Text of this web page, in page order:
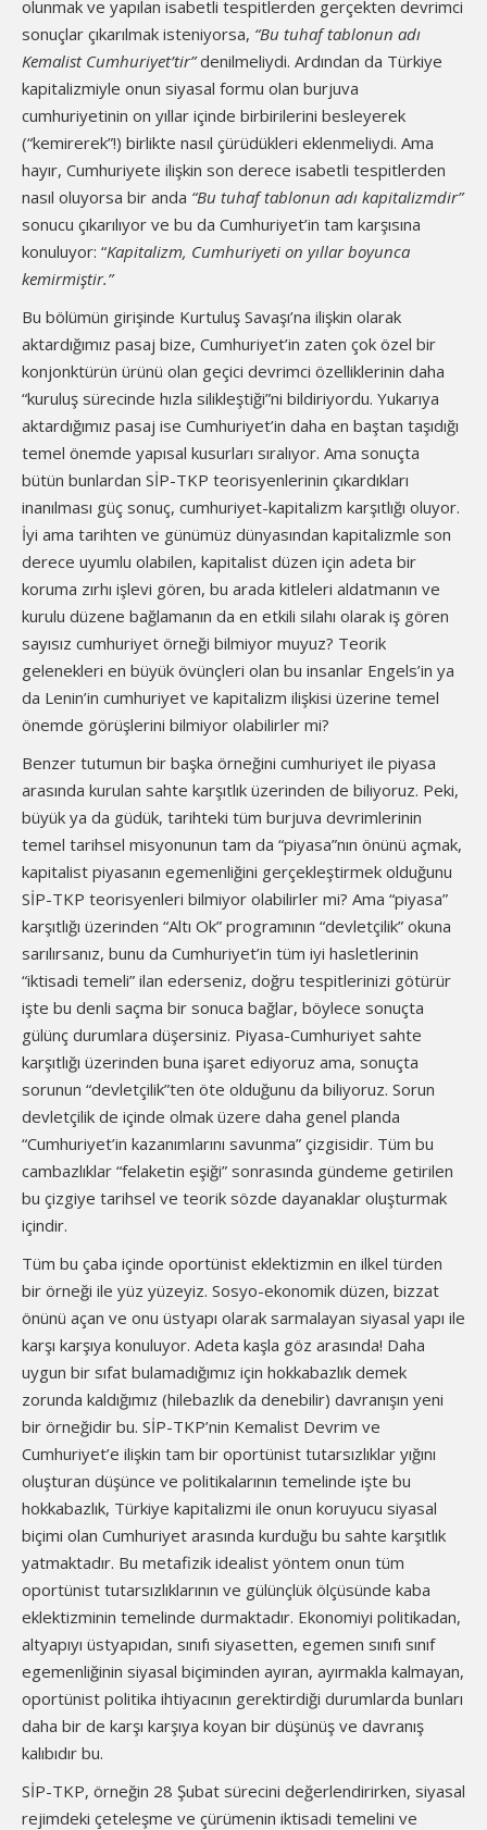
olunmak ve yapılan isabetli tespitlerden gerçekten devrimci
sonuçlar çıkarılmak isteniyorsa, “Bu tuhaf tablonun adı
Kemalist Cumhuriyet’tir”denilmeliydi. Ardından da Türkiye
kapitalizmiyle onun siyasal formu olan burjuva
cumhuriyetinin on yıllar içinde birbirilerini besleyerek
(“kemirerek”!) birlikte nasıl çürüdükleri eklenmeliydi. Ama
hayır, Cumhuriyete ilişkin son derece isabetli tespitlerden
nasıl oluyorsa bir anda “Bu tuhaf tablonun adı kapitalizmdir”
sonucu çıkarılıyor ve bu da Cumhuriyet’in tam karşısına
konuluyor: “Kapitalizm, Cumhuriyeti on yıllar boyunca
kemirmiştir.”
Bu bölümün girişinde Kurtuluş Savaşı’na ilişkin olarak
aktardığımız pasaj bize, Cumhuriyet’in zaten çok özel bir
konjonktürün ürünü olan geçici devrimci özelliklerinin daha
“kuruluş sürecinde hızla silikleştiği”ni bildiriyordu. Yukarıya
aktardığımız pasaj ise Cumhuriyet’in daha en baştan taşıdığı
temel önemde yapısal kusurları sıralıyor. Ama sonuçta
bütün bunlardan SİP-TKP teorisyenlerinin çıkardıkları
inanılması güç sonuç, cumhuriyet-kapitalizm karşıtlığı oluyor.
İyi ama tarihten ve günümüz dünyasından kapitalizmle son
derece uyumlu olabilen, kapitalist düzen için adeta bir
koruma zırhı işlevi gören, bu arada kitleleri aldatmanın ve
kurulu düzene bağlamanın da en etkili silahı olarak iş gören
sayısız cumhuriyet örneği bilmiyor muyuz? Teorik
gelenekleri en büyük övünçleri olan bu insanlar Engels’in ya
da Lenin’in cumhuriyet ve kapitalizm ilişkisi üzerine temel
önemde görüşlerini bilmiyor olabilirler mi?
Benzer tutumun bir başka örneğini cumhuriyet ile piyasa
arasında kurulan sahte karşıtlık üzerinden de biliyoruz. Peki,
büyük ya da güdük, tarihteki tüm burjuva devrimlerinin
temel tarihsel misyonunun tam da “piyasa”nın önünü açmak,
kapitalist piyasanın egemenliğini gerçekleştirmek olduğunu
SİP-TKP teorisyenleri bilmiyor olabilirler mi? Ama “piyasa”
karşıtlığı üzerinden “Altı Ok” programının “devletçilik” okuna
sarılırsanız, bunu da Cumhuriyet’in tüm iyi hasletlerinin
“iktisadi temeli” ilan ederseniz, doğru tespitlerinizi götürür
işte bu denli saçma bir sonuca bağlar, böylece sonuçta
gülünç durumlara düşersiniz. Piyasa-Cumhuriyet sahte
karşıtlığı üzerinden buna işaret ediyoruz ama, sonuçta
sorunun “devletçilik”ten öte olduğunu da biliyoruz. Sorun
devletçilik de içinde olmak üzere daha genel planda
“Cumhuriyet’in kazanımlarını savunma” çizgisidir. Tüm bu
cambazlıklar “felaketin eşiği” sonrasında gündeme getirilen
bu çizgiye tarihsel ve teorik sözde dayanaklar oluşturmak
içindir.
Tüm bu çaba içinde oportünist eklektizmin en ilkel türden
bir örneği ile yüz yüzeyiz. Sosyo-ekonomik düzen, bizzat
önünü açan ve onu üstyapı olarak sarmalayan siyasal yapı ile
karşı karşıya konuluyor. Adeta kaşla göz arasında! Daha
uygun bir sıfat bulamadığımız için hokkabazlık demek
zorunda kaldığımız (hilebazlık da denebilir) davranışın yeni
bir örneğidir bu. SİP-TKP’nin Kemalist Devrim ve
Cumhuriyet’e ilişkin tam bir oportünist tutarsızlıklar yığını
oluşturan düşünce ve politikalarının temelinde işte bu
hokkabazlık, Türkiye kapitalizmi ile onun koruyucu siyasal
biçimi olan Cumhuriyet arasında kurduğu bu sahte karşıtlık
yatmaktadır. Bu metafizik idealist yöntem onun tüm
oportünist tutarsızlıklarının ve gülünçlük ölçüsünde kaba
eklektizminin temelinde durmaktadır. Ekonomiyi politikadan,
altyapıyı üstyapıdan, sınıfı siyasetten, egemen sınıfı sınıf
egemenliğinin siyasal biçiminden ayıran, ayırmakla kalmayan,
oportünist politika ihtiyacının gerektirdiği durumlarda bunları
daha bir de karşı karşıya koyan bir düşünüş ve davranış
kalıbıdır bu.
SİP-TKP, örneğin 28 Şubat sürecini değerlendirirken, siyasal
rejimdeki çeteleşme ve çürümenin iktisadi temelini ve